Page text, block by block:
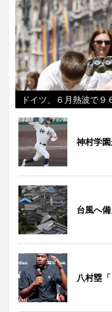
ドイツ、６月熱波で９
神村学
台風へ
八村塁